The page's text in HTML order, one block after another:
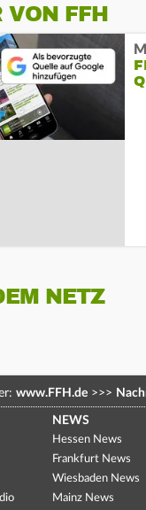
VON FFH
NETZ
www.FFH.de >>>
NEWS
Hessen News
Frankfurt News
Wiesbaden News
Mainz News